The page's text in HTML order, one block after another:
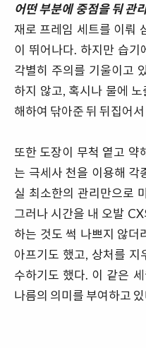
어떤 부분에 중점을 둬 관
재로 프레임 세트를 이뤄
이 뛰어나다. 하지만 습
각별히 주의를 기울이고
하지 않고, 혹시나 물에
해하여 닦아준 뒤 뒤집어
또한 도장이 무척 옅고 약
는 극세사 천을 이용해 각
실 최소한의 관리만으로
그러나 시간을 내 오발
하는 것도 썩 나쁘지 않더
아프기도 했고, 상처를
수하기도 했다. 이 같은
나름의 의미를 부여하고